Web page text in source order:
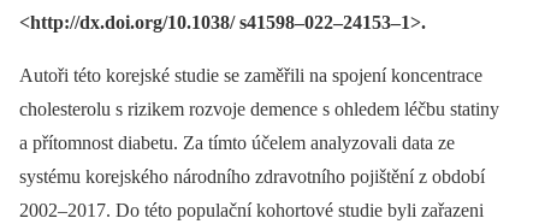
<http://dx.doi.org/10.1038/ s41598–022–24153–1>.
Autoři této korejské studie se zaměřili na spojení koncentrace
cholesterolu s rizikem rozvoje demence s ohledem léčbu statiny
a přítomnost diabetu. Za tímto účelem analyzovali data ze
systému korejského národního zdravotního pojištění z období
2002–2017. Do této populační kohortové studie byli zařazeni